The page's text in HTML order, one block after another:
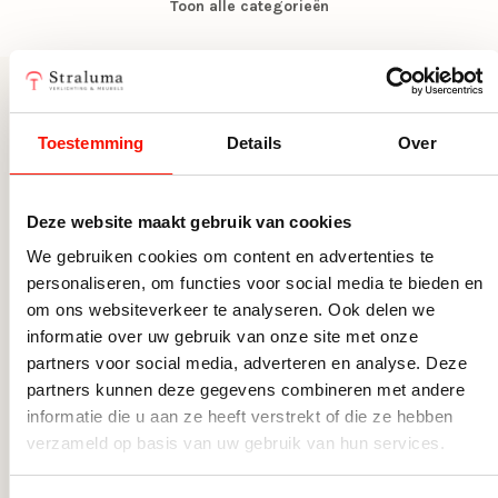
Toestemming Details Over
Deze website maakt gebruik van cookies
We gebruiken cookies om content en advertenties te
personaliseren, om functies voor social media te bieden en
om ons websiteverkeer te analyseren. Ook delen we
informatie over uw gebruik van onze site met onze
partners voor social media, adverteren en analyse. Deze
partners kunnen deze gegevens combineren met andere
informatie die u aan ze heeft verstrekt of die ze hebben
verzameld op basis van uw gebruik van hun services.
Inclusief dimmer
Tienerkamer hanglampen
Slaapkamerlampen
Tienerkamerlampen
Woonkamerlampen
Toon alle categorieën